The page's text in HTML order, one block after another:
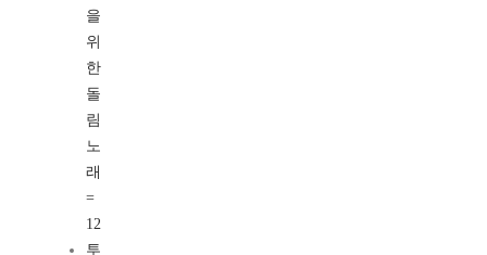
을
위
한
돌
림
노
래
=
12
투